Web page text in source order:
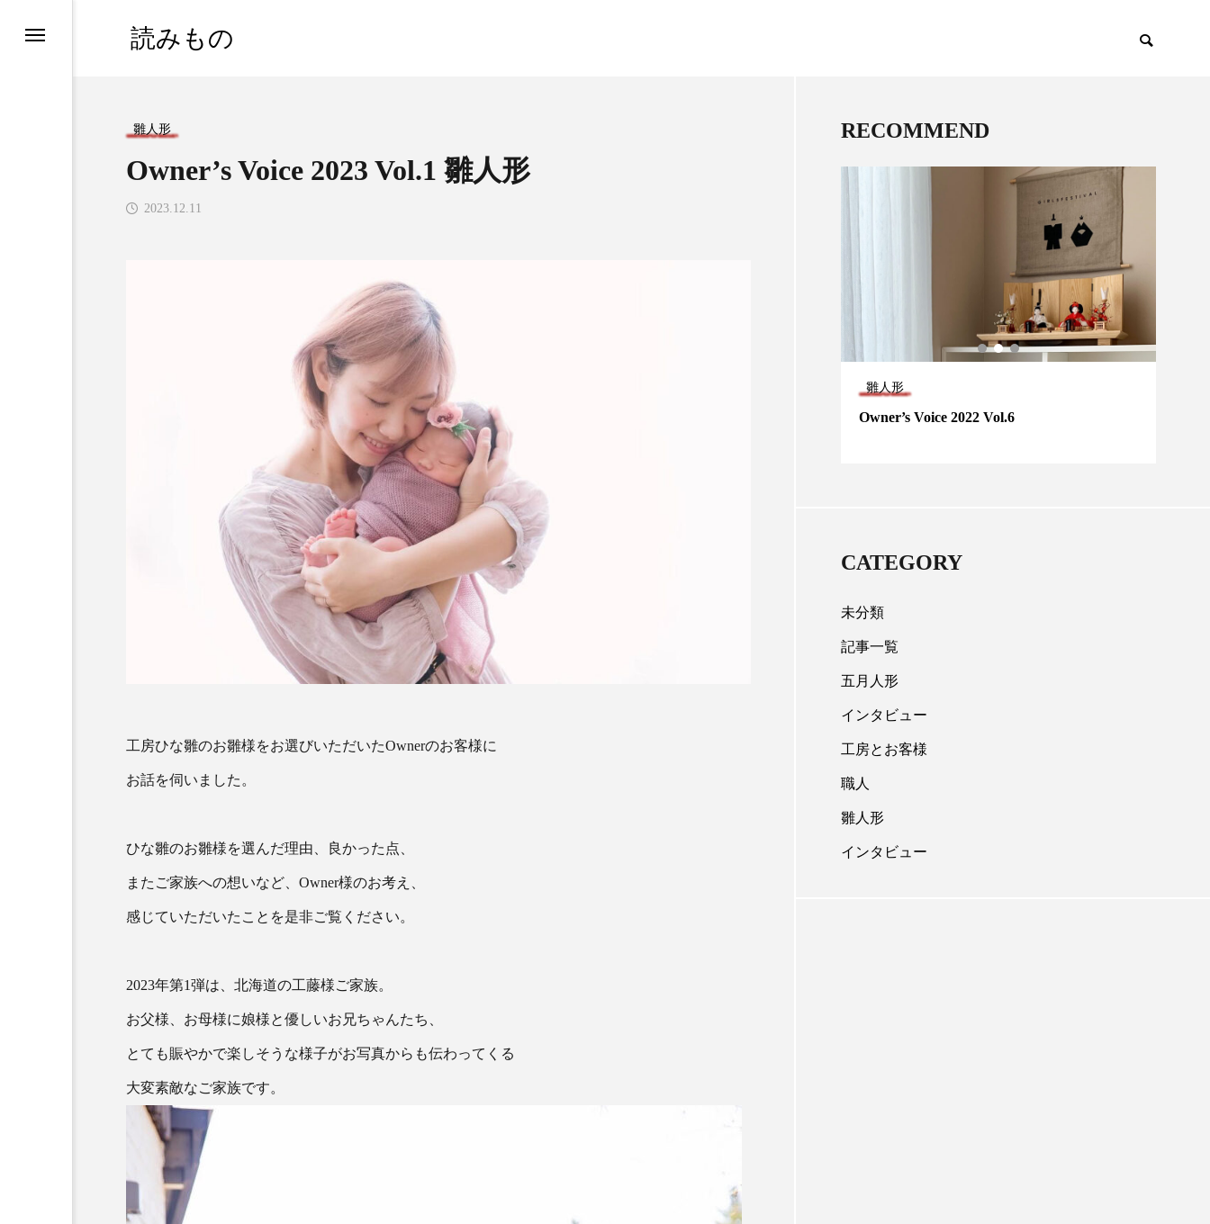
読みもの
雛人形
Owner’s Voice 2023 Vol.1 雛人形
2023.12.11
工房ひな雛のお雛様をお選びいただいたOwnerのお客様に
お話を伺いました。
ひな雛のお雛様を選んだ理由、良かった点、
またご家族への想いなど、Owner様のお考え、
感じていただいたことを是非ご覧ください。
2023年第1弾は、北海道の工藤様ご家族。
お父様、お母様に娘様と優しいお兄ちゃんたち、
とても賑やかで楽しそうな様子がお写真からも伝わってくる
大変素敵なご家族です。
RECOMMEND
インタビュー
Owner’s Voice 2023 Vol.2 五月人形
雛人形
Owner’s Voice 2022 Vol.6
CATEGORY
未分類
記事一覧
五月人形
インタビュー
工房とお客様
職人
雛人形
インタビュー